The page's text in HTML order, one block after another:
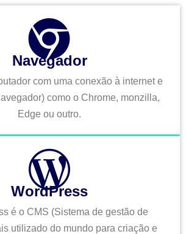
Navegador
com uma conexão à internet e
como o Chrome, monzilla,
Edge ou outro.
WordPress
é o CMS (Sistema de gestão de
utilizado do mundo para criação e